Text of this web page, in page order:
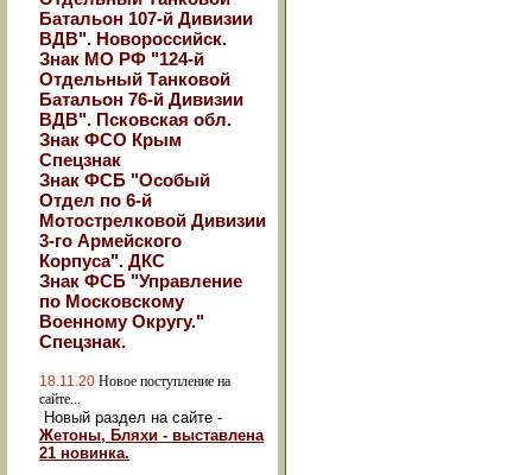
Батальон 107-й Дивизии
ВДВ". Новороссийск.
Знак МО РФ "124-й
Отдельный Танковой
Батальон 76-й Дивизии
ВДВ". Псковская обл.
Знак ФСО Крым
Спецзнак
Знак ФСБ "Особый
Отдел по 6-й
Мотострелковой Дивизии
3-го Армейского
Корпуса". ДКС
Знак ФСБ "Управление
по Московскому
Военному Округу."
Спецзнак.
18.11.20 Новое поступление на
сайте...
Новый раздел на сайте -
Жетоны, Бляхи - выставлена
21 новинка.